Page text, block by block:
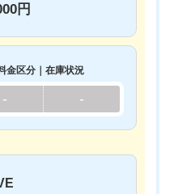
円
金区分｜在庫状況
- -